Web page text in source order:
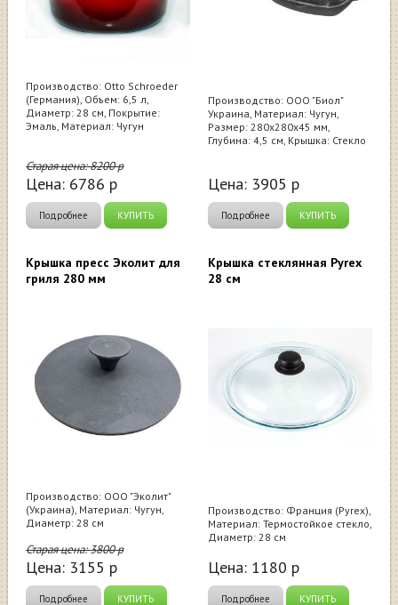
Производство: Otto Schroeder
(Германия), Объем: 6,5 л,
Диаметр: 28 см, Покрытие:
Эмаль, Материал: Чугун
Старая цена:8200р
Цена: 6786 р
Подробнее КУПИТЬ
Производство: ООО "Биол"
Украина, Материал: Чугун,
Размер: 280х280х45 мм,
Глубина: 4,5 см, Крышка: Стекло
Цена: 3905 р
Подробнее КУПИТЬ
Крышка пресс Эколит для
гриля 280 мм
Производство: ООО "Эколит"
(Украина), Материал: Чугун,
Диаметр: 28 см
Старая цена:3800р
Цена: 3155 р
Подробнее КУПИТЬ
Крышка стеклянная Pyrex
28 см
Производство: Франция (Pyrex),
Материал: Термостойкое стекло,
Диаметр: 28 см
Цена: 1180 р
Подробнее КУПИТЬ